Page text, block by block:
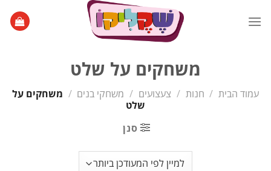
משחקים על שלט
עמוד הבית / חנות / צעצועים / משחקי בנים / משחקים על
שלט
סנן